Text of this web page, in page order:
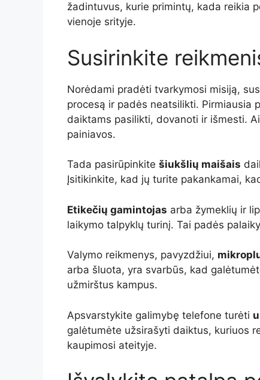
žadintuvus, kurie primintų, kada reikia
vienoje srityje.
Susirinkite
Norėdami pradėti tvarkymosi misiją,
procesą ir padės neatsilikti. Pirmiausia
daiktams pasilikti, dovanoti ir išmesti.
painiavos.
Tada pasirūpinkite šiukšlių maišais
Įsitikinkite, kad jų turite pakankamai,
Etikečių gamintojas arba žymeklių ir
laikymo talpyklų turinį. Tai padės
Valymo reikmenys, pavyzdžiui,
arba šluota, yra svarbūs, kad
užmirštus kampus.
Apsvarstykite galimybę telefone turėti
galėtumėte užsirašyti daiktus, kuriuos
kaupimosi ateityje.